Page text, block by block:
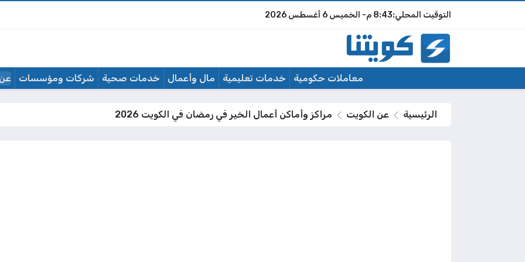
8:43 م الخميس 6 أغسطس 2026
معاملات حكومية خدمات تعليمية مال وأعمال خدمات صحية شركات ومؤسسات
الرئيسية عن الكويت مراكز وأماكن أعمال الخير في رمضان في الكويت 2026